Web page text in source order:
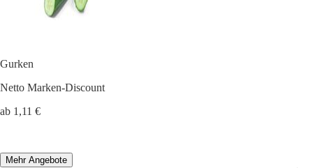
Gurken
Netto Marken-Discount
ab 1,11 €
Mehr Angebote